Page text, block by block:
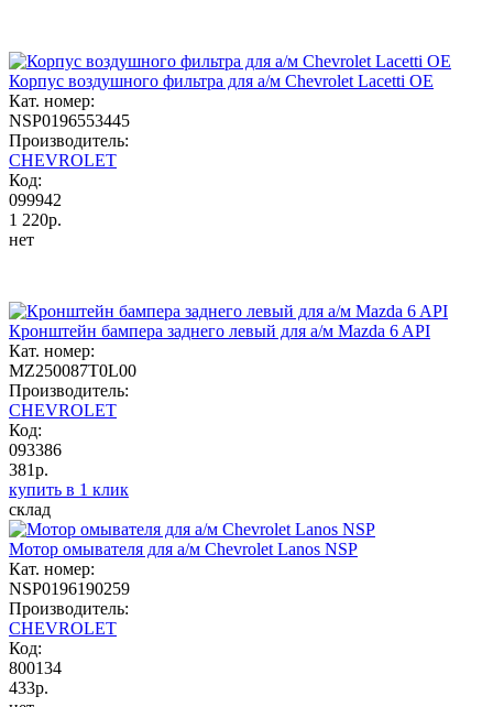
Корпус воздушного фильтра для а/м Chevrolet Lacetti OE
Кат. номер:
NSP0196553445
Производитель:
CHEVROLET
Код:
099942
1 220р.
нет
Кронштейн бампера заднего левый для а/м Mazda 6 API
Кат. номер:
MZ250087T0L00
Производитель:
CHEVROLET
Код:
093386
381р.
купить в 1 клик
склад
Мотор омывателя для а/м Chevrolet Lanos NSP
Кат. номер:
NSP0196190259
Производитель:
CHEVROLET
Код:
800134
433р.